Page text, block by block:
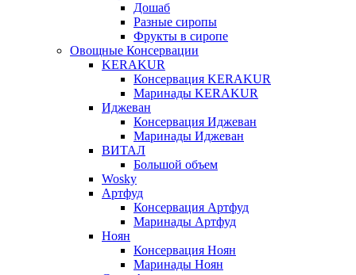
Дошаб
Разные сиропы
Фрукты в сиропе
Овощные Консервации
KERAKUR
Консервация KERAKUR
Маринады KERAKUR
Иджеван
Консервация Иджеван
Маринады Иджеван
ВИТАЛ
Большой объем
Wosky
Артфуд
Консервация Артфуд
Маринады Артфуд
Ноян
Консервация Ноян
Маринады Ноян